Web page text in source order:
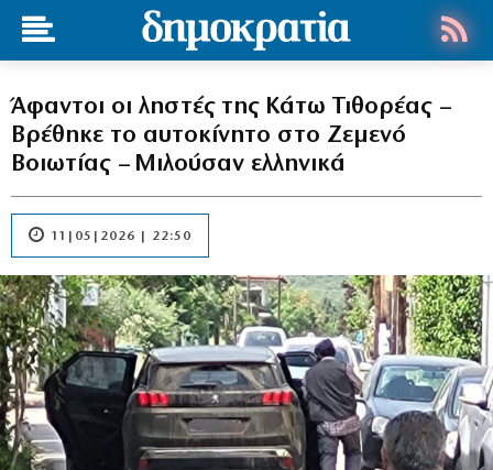
Άφαντοι οι ληστές της Κάτω Τιθορέας –
Βρέθηκε το αυτοκίνητο στο Ζεμενό
Βοιωτίας – Μιλούσαν ελληνικά
11|05|2026 | 22:50